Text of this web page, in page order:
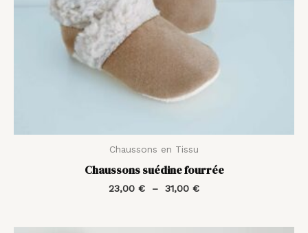
Chaussons en Tissu
Chaussons suédine fourrée
23,00 € – 31,00 €